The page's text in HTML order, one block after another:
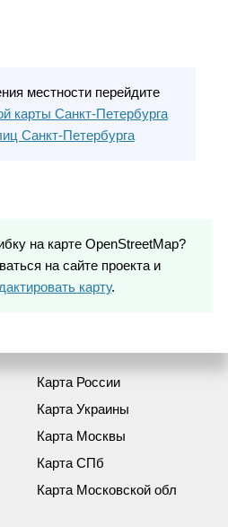
местности перейдите
карты Санкт-Петербурга
Санкт-Петербурга
на карте OpenStreetMap?
на сайте проекта и
карту.
Карта России
Карта Украины
Карта Москвы
Карта СПб
Карта Московской обл